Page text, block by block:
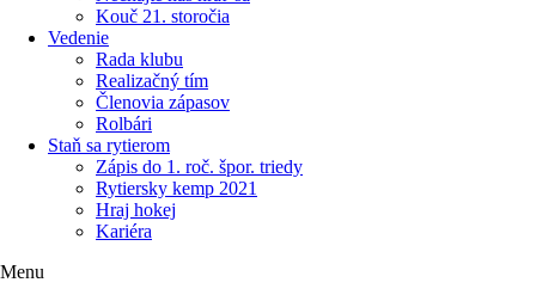
Kouč 21. storočia
Vedenie
Rada klubu
Realizačný tím
Členovia zápasov
Rolbári
Staň sa rytierom
Zápis do 1. roč. špor. triedy
Rytiersky kemp 2021
Hraj hokej
Kariéra
Menu